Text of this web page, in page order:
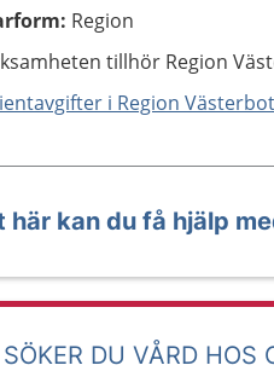
: Region
tillhör Region
i Region
här kan du få hjälp
DU VÅRD HOS